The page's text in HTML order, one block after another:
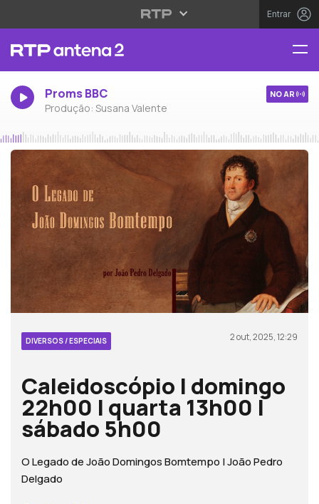
Entrar
Proms BBC
Produção: Susana Valente
NO AR
DIVERSOS / ESPECIAIS 2 out, 2025, 12:29
Caleidoscópio | domingo
22h00 | quarta 13h00 |
sábado 5h00
O Legado de João Domingos Bomtempo | João Pedro
Delgado